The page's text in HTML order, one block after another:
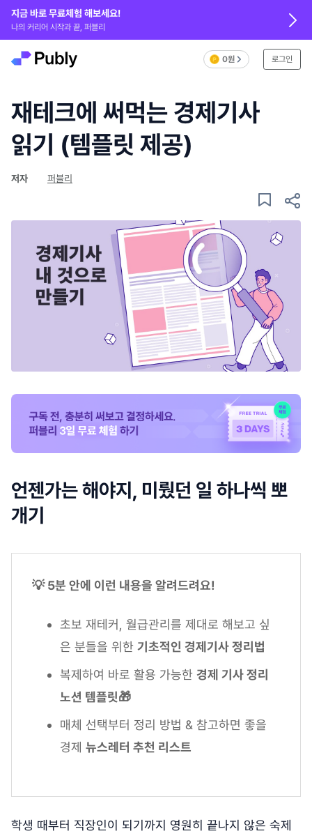
지금 바로 무료체험 해보세요!
나의 커리어 시작과 끝, 퍼블리
0원 로그인
재테크에 써먹는 경제기사
읽기 (템플릿 제공)
저자 퍼블리
언젠가는 해야지, 미뤘던 일 하나씩 뽀
개기
💡 5분 안에 이런 내용을 알려드려요!
초보 재테커, 월급관리를 제대로 해보고 싶
은 분들을 위한 기초적인 경제기사 정리법
복제하여 바로 활용 가능한 경제 기사 정리
노션 템플릿🎁
매체 선택부터 정리 방법 & 참고하면 좋을
경제 뉴스레터 추천 리스트
학생 때부터 직장인이 되기까지 영원히 끝나지 않은 숙제